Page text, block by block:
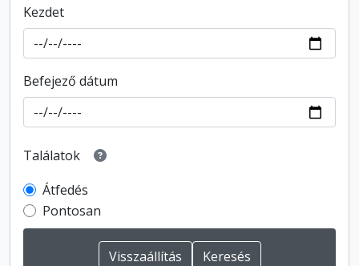
Kezdet
Befejező dátum
Találatok
Átfedés
Pontosan